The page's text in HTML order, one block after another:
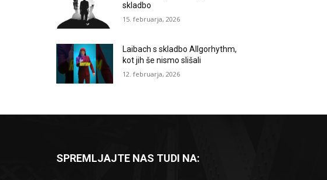
skladbo
15. februarja, 2026
Laibach s skladbo Allgorhythm,
kot jih še nismo slišali
12. februarja, 2026
SPREMLJAJTE NAS TUDI NA: